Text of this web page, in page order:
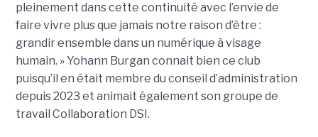
pleinement dans cette continuité avec l’envie de
faire vivre plus que jamais notre raison d’être :
grandir ensemble dans un numérique à visage
humain. »Yohann Burgan connait bien ce club
puisqu’il en était membre du conseil d’administration
depuis 2023 et animait également son groupe de
travail Collaboration DSI.